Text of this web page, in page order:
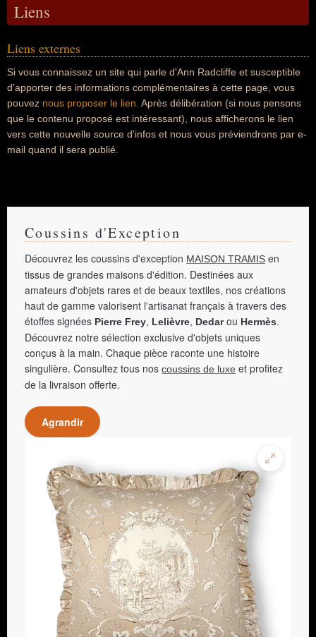
Liens
Liens externes
Si vous connaissez un site qui parle d'Ann Radcliffe et susceptible
d'apporter des informations complémentaires à cette page, vous
pouvez nous proposer le lien . Après délibération (si nous pensons
que le contenu proposé est intéressant), nous afficherons le lien
vers cette nouvelle source d'infos et nous vous préviendrons par e-
mail quand il sera publié.
Coussins d'Exception
Découvrez les coussins d'exception MAISON TRAMIS en
tissus de grandes maisons d'édition. Destinées aux
amateurs d'objets rares et de beaux textiles, nos créations
haut de gamme valorisent l'artisanat français à travers des
étoffes signées Pierre Frey, Lelièvre, Dedarou Hermès.
Découvrez notre sélection exclusive d'objets uniques
conçus à la main. Chaque pièce raconte une histoire
singulière. Consultez tous nos coussins de luxe et profitez
de la livraison offerte.
Agrandir